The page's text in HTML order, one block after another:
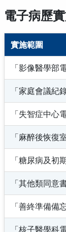
電子病歷
實施範圍
「影像醫學部
「家庭會議紀
「失智症中心
「麻醉後恢復
「糖尿病及
「其他類同意
「善終準備備
「核子醫學科